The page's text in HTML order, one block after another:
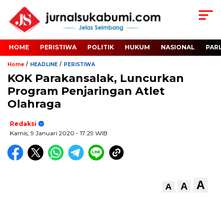
HOME PERISTIWA POLITIK HUKUM NASIONAL
Home / HEADLINE / PERISTIWA
KOK Parakansalak, Luncurkan
Program Penjaringan Atlet
Olahraga
Redaksi
Kamis, 9 Januari 2020 - 17:29 WIB
A A A